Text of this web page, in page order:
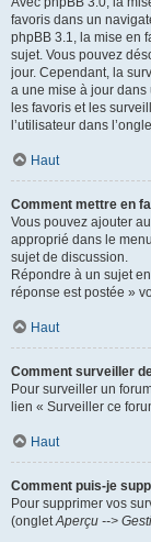
favoris dans un
phpBB 3.1, la mise en
sujet. Vous pouvez
jour. Cependant, la
a une mise à jour
les favoris et les
l’utilisateur dans
Haut
Comment mettre en
Vous pouvez ajouter
approprié dans le
sujet de discussion.
Répondre à un sujet
réponse est postée »
Haut
Comment surveiller
Pour surveiller un
lien « Surveiller ce
Haut
Comment puis-je
Pour supprimer vos
(ongletAperçu -->